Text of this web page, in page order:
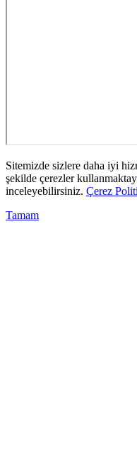
Sitemizde sizlere daha iyi
şekilde çerezler
inceleyebilirsiniz. Çerez
Tamam